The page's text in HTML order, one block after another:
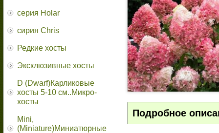
серия Holar
сирия Chris
Редкие хосты
Эксклюзивные хосты
D (Dwarf)Карликовые
хосты 5-10 см..Микро-
хосты
Mini,
(Miniature)Миниатюрные
Подробное